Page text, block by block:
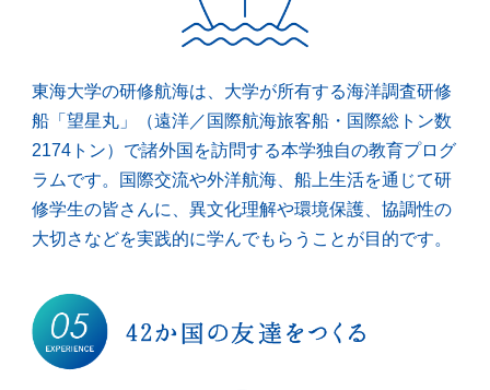
東海大学の研修航海は、大学が所有する海洋調査研修
船「望星丸」（遠洋／国際航海旅客船・国際総トン数
2174トン）で諸外国を訪問する本学独自の教育プログ
ラムです。国際交流や外洋航海、船上生活を通じて研
修学生の皆さんに、異文化理解や環境保護、協調性の
大切さなどを実践的に学んでもらうことが目的です。